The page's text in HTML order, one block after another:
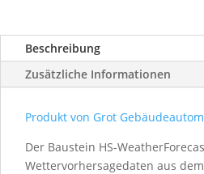
Beschreibung
Zusätzliche Informationen
Produkt von Grot
Der Baustein HS-
Wettervorhersagedaten aus